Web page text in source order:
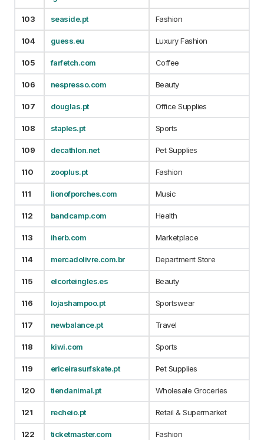
103 seaside.pt Fashion
104 guess.eu Luxury Fashion
105 farfetch.com Coffee
106 nespresso.com Beauty
107 douglas.pt Office Supplies
108 staples.pt Sports
109 decathlon.net Pet Supplies
110 zooplus.pt Fashion
111 lionofporches.com Music
112 bandcamp.com Health
113 iherb.com Marketplace
114 mercadolivre.com.br Department Store
115 elcorteingles.es Beauty
116 lojashampoo.pt Sportswear
117 newbalance.pt Travel
118 kiwi.com Sports
119 ericeirasurfskate.pt Pet Supplies
120 tiendanimal.pt Wholesale Groceries
121 recheio.pt Retail & Supermarket
122 ticketmaster.com Fashion